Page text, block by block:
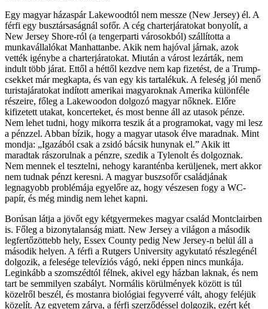
Egy magyar házaspár Lakewoodtól nem messze (New Jersey) él. A
férfi egy busztársaságnál sofőr. A cég charterjáratokat bonyolít, a
New Jersey Shore-ról (a tengerparti városokból) szállította a
munkavállalókat Manhattanbe. Akik nem hajóval járnak, azok
vették igénybe a charterjáratokat. Miután a várost lezárták, nem
indult több járat. Ettől a héttől kezdve nem kap fizetést, de a Trump-
csekket már megkapta, és van egy kis tartalékuk. A feleség jól menő
turistajáratokat indított amerikai magyaroknak Amerika különféle
részeire, főleg a Lakewoodon dolgozó magyar nőknek. Előre
kifizetett utakat, koncerteket, és most benne áll az utasok pénze.
Nem lehet tudni, hogy mikorra teszik át a programokat, vagy mi lesz
a pénzzel. Abban bízik, hogy a magyar utasok élve maradnak. Mint
mondja: „Igazából csak a zsidó bácsik hunynak el.” Akik itt
maradtak rászorulnak a pénzre, szedik a Tylenolt és dolgoznak.
Nem mennek el tesztelni, nehogy karanténba kerüljenek, mert akkor
nem tudnak pénzt keresni. A magyar buszsofőr családjának
legnagyobb problémája egyelőre az, hogy vészesen fogy a WC-
papír, és még mindig nem lehet kapni.
Borúsan látja a jövőt egy kétgyermekes magyar család Montclairben
is. Főleg a bizonytalanság miatt. New Jersey a világon a második
legfertőzöttebb hely, Essex County pedig New Jersey-n belül áll a
második helyen. A férfi a Rutgers University agykutató részlegénél
dolgozik, a felesége televíziós vágó, neki éppen nincs munkája.
Leginkább a szomszédtól félnek, akivel egy házban laknak, és nem
tart be semmilyen szabályt. Normális körülmények között is túl
közelről beszél, és mostanra biológiai fegyverré vált, ahogy feléjük
közelít. Az egyetem zárva, a férfi szerződéssel dolgozik, ezért két